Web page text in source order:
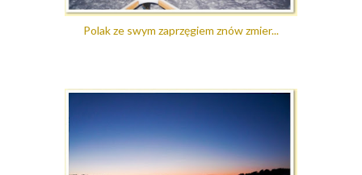
Polak ze swym zaprzęgiem znów zmier...